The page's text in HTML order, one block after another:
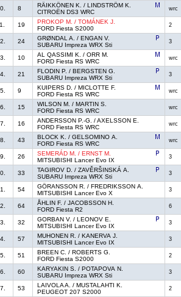
8
RÄIKKÖNEN K. / LINDSTRÖM K.
CITROËN DS3 WRC
wrc
19
PROKOP M. / TOMÁNEK J.
FORD Fiesta S2000
2
24
GRØNDAL A. / ENGAN V.
SUBARU Impreza WRX Sti
3
10
AL QASSIMI K. / ORR M.
FORD Fiesta RS WRC
wrc
21
FLODIN P. / BERGSTEN G.
SUBARU Impreza WRX Sti
3
9
KUIPERS D. / MICLOTTE F.
FORD Fiesta RS WRC
wrc
15
WILSON M. / MARTIN S.
FORD Fiesta RS WRC
wrc
16
ANDERSSON P.-G. / AXELSSON E.
FORD Fiesta RS WRC
wrc
43
BLOCK K. / GELSOMINO A.
FORD Fiesta RS WRC
wrc
26
SEMERÁD M. / ERNST M.
MITSUBISHI Lancer Evo IX
3
33
TAGIROV D. / ZAVĚRŠINSKÁ A.
SUBARU Impreza WRX Sti
3
54
GÖRANSSON R. / FREDRIKSSON A.
MITSUBISHI Lancer Evo X
3
64
ÅHLIN F. / JACOBSSON H.
FORD Fiesta R2
6
32
GORBAN V. / LEONOV E.
MITSUBISHI Lancer Evo IX
3
57
MUHONEN R. / KANERVA J.
MITSUBISHI Lancer Evo IX
3
51
BREEN C. / ROBERTS G.
FORD Fiesta S2000
2
60
KARYAKIN S. / POTAPOVA N.
SUBARU Impreza WRX Sti
3
53
LAIVOLA A. / MUSTALAHTI K.
PEUGEOT 207 S2000
2